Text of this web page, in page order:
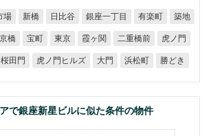
場 新橋 日比谷 銀座一丁目 有楽町 築地
京橋 宝町 東京 霞ヶ関 二重橋前 虎ノ門
桜田門 虎ノ門ヒルズ 大門 浜松町 勝どき
で銀座新星ビルに似た条件の物件